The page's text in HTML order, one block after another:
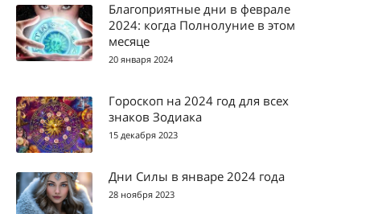
Благоприятные дни в феврале
2024: когда Полнолуние в этом
месяце
20 января 2024
Гороскоп на 2024 год для всех
знаков Зодиака
15 декабря 2023
Дни Силы в январе 2024 года
28 ноября 2023